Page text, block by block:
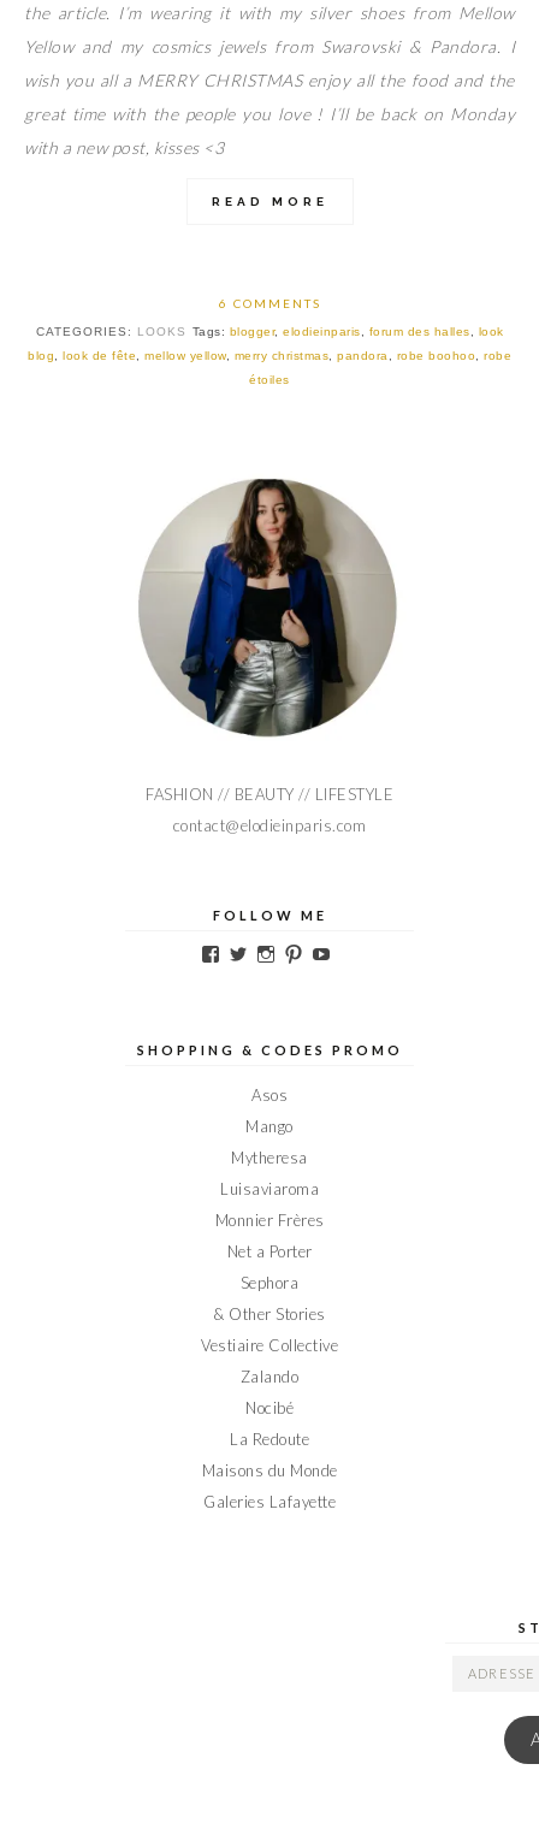
the article. I’m wearing it with my silver shoes from Mellow
Yellow and my cosmics jewels from Swarovski & Pandora. I
wish you all a MERRY CHRISTMAS enjoy all the food and the
great time with the people you love ! I’ll be back on Monday
with a new post, kisses <3
READ MORE
6 COMMENTS
CATEGORIES: LOOKS Tags: blogger, elodieinparis forum des halles
look
blog
look de fête mellow yellow, merry christmas pandora robe boohoo
robe
étoiles
FASHION // BEAUTY // LIFESTYLE
contact@elodieinparis.com
FOLLOW ME
Voir
sur
Voir
sur
Voir
sur
Voir
sur sur
SHOPPING & CODES PROMO
Asos
Mango
Mytheresa
Luisaviaroma
Monnier Frères
Net a Porter
Sephora
& Other Stories
Vestiaire Collective
Zalando
Nocibé
La Redoute
Maisons du Monde
Galeries Lafayette
ADRESSE